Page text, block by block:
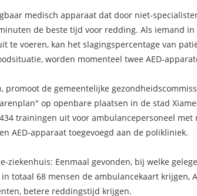
medisch apparaat dat door niet-
de beste tijd voor redding. Als iemand
voeren, kan het slagingspercentage van
worden momenteel twee AED-
de gemeentelijke
op openbare plaatsen in de stad
trainingen uit voor ambulancepersoneel met
AED-apparaat toegevoegd aan de polikliniek.
Eenmaal gevonden, bij welke
68 mensen de ambulancekaart krijgen,
betere reddingstijd krijgen.